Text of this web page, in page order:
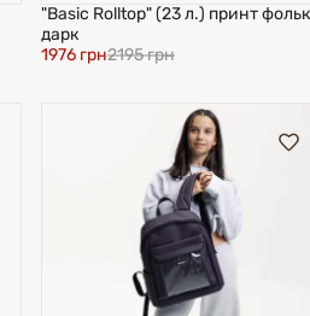
"Basic Rolltop" (23 л.) принт фольк
дарк
1976 грн2195 грн